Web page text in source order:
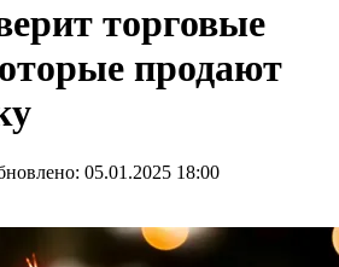
торговые
продают
05.01.2025 18:00